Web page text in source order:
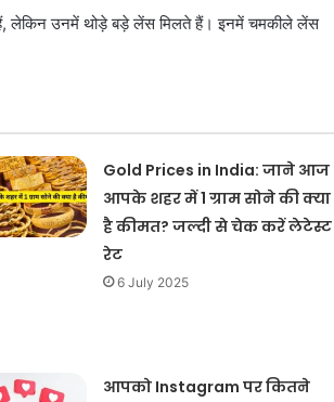
उनमें थोड़े बड़े लेंस मिलते हैं। इनमें चमकीले लेंस
Gold Prices in India: जाने आज
आपके शहर में 1 ग्राम सोने की क्या
है कीमत? जल्दी से चेक करें लेटेस्ट
रेट
6 July 2025
आपको Instagram पर कितने